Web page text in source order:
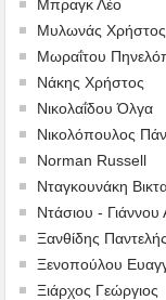
Μπραγκ Λέο
Μυλωνάς Χρήστος
Μωραΐτου
Νάκης Χρήστος
Νικολαΐδου Όλγα
Νικολόπουλος
Norman Russell
Νταγκουνάκη
Ντάσιου - Γιάννου
Ξανθίδης Παντελής
Ξενοπούλου
Ξιάρχος Γεώργιος